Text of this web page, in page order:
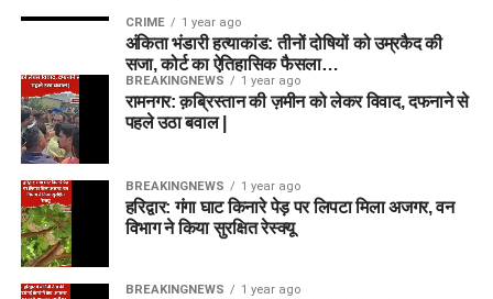
CRIME 1 year ago
अंकिता भंडारी हत्याकांड: तीनों दोषियों को उम्रकैद की
सजा, कोर्ट का ऐतिहासिक फैसला…
BREAKINGNEWS 1 year ago
रामनगर: क़ब्रिस्तान की ज़मीन को लेकर विवाद, दफनाने से
पहले उठा बवाल |
BREAKINGNEWS 1 year ago
हरिद्वार: गंगा घाट किनारे पेड़ पर लिपटा मिला अजगर, वन
विभाग ने किया सुरक्षित रेस्क्यू
BREAKINGNEWS 1 year ago